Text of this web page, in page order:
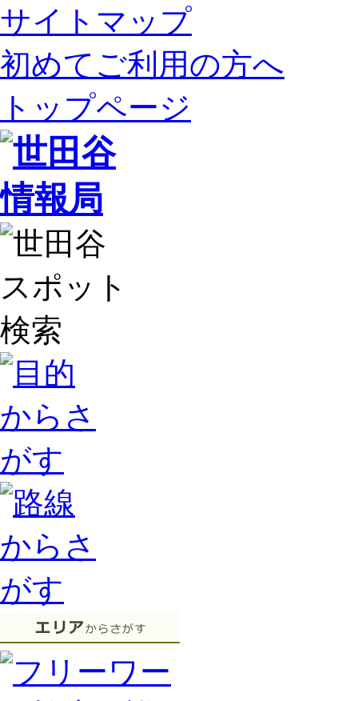
サイトマップ
初めてご利用の方へ
トップページ